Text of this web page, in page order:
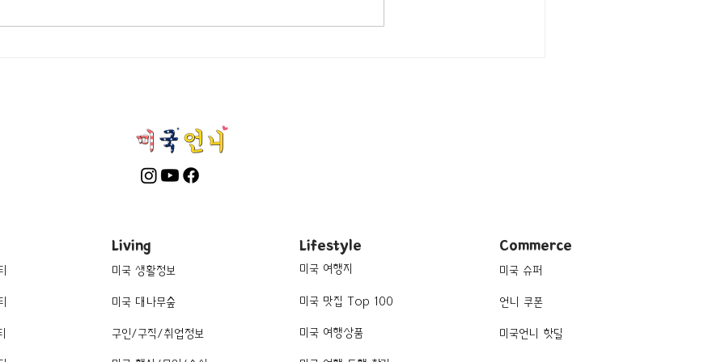
Living
미국 생활정보
미국 대나무숲
구인/구직/취업정보
Lifestyle
미국 여행지
미국 맛집 Top 100
미국 여행상품
Commerce
미국 슈퍼
언니 쿠폰
미국언니 핫딜